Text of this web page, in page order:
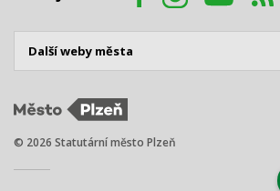
© 2026 Statutární město Plzeň